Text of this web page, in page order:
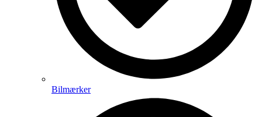
Bilmærker